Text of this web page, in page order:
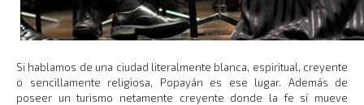
Si hablamos de una ciudad literalmente blanca, espiritual, creyente
o sencillamente religiosa, Popayán es ese lugar. Además de
poseer un turismo netamente creyente donde la fe sí mueve